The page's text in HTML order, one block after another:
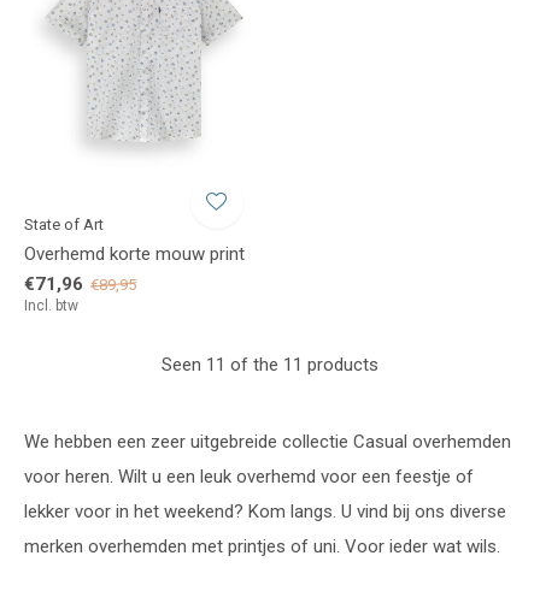
State of Art
Overhemd korte mouw print
€71,96 €89,95
Incl. btw
Seen 11 of the 11 products
We hebben een zeer uitgebreide collectie Casual overhemden
voor heren. Wilt u een leuk overhemd voor een feestje of
lekker voor in het weekend? Kom langs. U vind bij ons diverse
merken overhemden met printjes of uni. Voor ieder wat wils.